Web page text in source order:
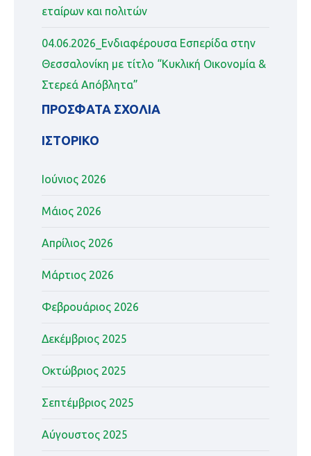
εταίρων και πολιτών
04.06.2026_Ενδιαφέρουσα Εσπερίδα στην
Θεσσαλονίκη με τίτλο “Κυκλική Οικονομία &
Στερεά Απόβλητα”
ΠΡΌΣΦΑΤΑ ΣΧΌΛΙΑ
ΙΣΤΟΡΙΚΌ
Ιούνιος 2026
Μάιος 2026
Απρίλιος 2026
Μάρτιος 2026
Φεβρουάριος 2026
Δεκέμβριος 2025
Οκτώβριος 2025
Σεπτέμβριος 2025
Αύγουστος 2025